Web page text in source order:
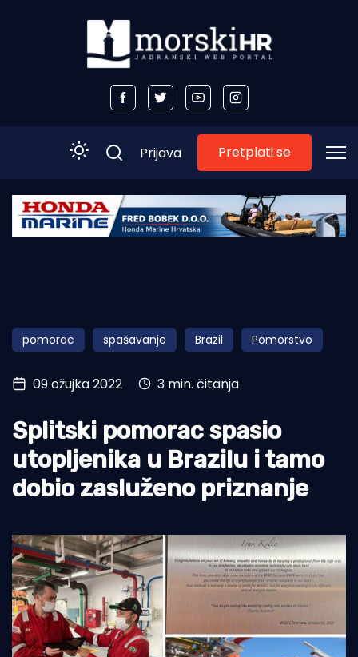
Početna
Obala
Otoci
Turizam i nautika
Pomorstvo
Ribolov
Ekologija
Prijava Pretplati se
pomorac spašavanje Brazil Pomorstvo
09 ožujka 2022 3 min. čitanja
Splitski pomorac spasio
utopljenika u Brazilu i tamo
dobio zasluženo priznanje